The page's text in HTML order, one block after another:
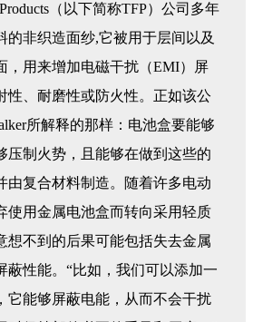
（以下简称TFP）公司多年
的非织造面纱,它被用于层间以及
，用来增加电磁干扰（EMI）屏
性、耐磨性或防火性。正如该公
所解释的那样：电池盒要能够
压制火势，且能够在做到这些的
由复合材料制造。随着许多电动
使用金属电池盒而转向采用轻质
想不到的后果可能包括失去金属
蔽性能。“比如，我们可以添加一
它能够屏蔽电能，从而不会干扰